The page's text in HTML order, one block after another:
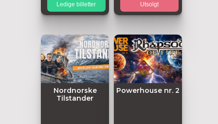
Ledige billetter Utsolgt
Nordnorske
Tilstander
Powerhouse nr. 2